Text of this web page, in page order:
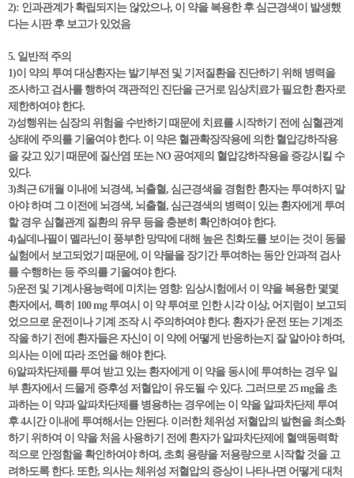
2): 인과관계가 확립되지는 않았으나, 이 약을 복용한 후 심근경색이 발생했
다는 시판 후 보고가 있었음
5. 일반적 주의
1)이 약의 투여 대상환자는 발기부전 및 기저질환을 진단하기 위해 병력을
조사하고 검사를 행하여 객관적인 진단을 근거로 임상치료가 필요한 환자로
제한하여야 한다.
2)성행위는 심장의 위험을 수반하기 때문에 치료를 시작하기 전에 심혈관계
상태에 주의를 기울여야 한다. 이 약은 혈관확장작용에 의한 혈압강하작용
을 갖고 있기 때문에 질산염 또는 NO 공여제의 혈압강하작용을 증강시킬 수
있다.
3)최근 6개월 이내에 뇌경색, 뇌출혈, 심근경색을 경험한 환자는 투여하지 말
아야 하며 그 이전에 뇌경색, 뇌출혈, 심근경색의 병력이 있는 환자에게 투여
할 경우 심혈관계 질환의 유무 등을 충분히 확인하여야 한다.
4)실데나필이 멜라닌이 풍부한 망막에 대해 높은 친화도를 보이는 것이 동물
실험에서 보고되었기 때문에, 이 약물을 장기간 투여하는 동안 안과적 검사
를 수행하는 등 주의를 기울여야 한다.
5)운전 및 기계사용능력에 미치는 영향: 임상시험에서 이 약을 복용한 몇몇
환자에서, 특히 100 mg 투여시 이 약 투여로 인한 시각 이상, 어지럼이 보고되
었으므로 운전이나 기계 조작 시 주의하여야 한다. 환자가 운전 또는 기계조
작을 하기 전에 환자들은 자신이 이 약에 어떻게 반응하는지 잘 알아야 하며,
의사는 이에 따라 조언을 해야 한다.
6)알파차단제를 투여 받고 있는 환자에게 이 약을 동시에 투여하는 경우 일
부 환자에서 드물게 증후성 저혈압이 유도될 수 있다. 그러므로 25 mg을 초
과하는 이 약과 알파차단제를 병용하는 경우에는 이 약을 알파차단제 투여
후 4시간 이내에 투여해서는 안된다. 이러한 체위성 저혈압의 발현을 최소화
하기 위하여 이 약을 처음 사용하기 전에 환자가 알파차단제에 혈액동력학
적으로 안정함을 확인하여야 하며, 초회 용량을 저용량으로 시작할 것을 고
려하도록 한다. 또한, 의사는 체위성 저혈압의 증상이 나타나면 어떻게 대처